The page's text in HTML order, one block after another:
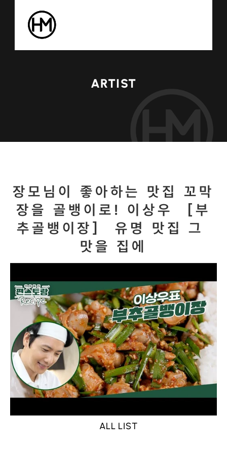
ARTIST
장모님이 좋아하는 맛집 꼬막
장을 골뱅이로! 이상우 ［부
추골뱅이장］ 유명 맛집 그
맛을 집에
ALL LIST